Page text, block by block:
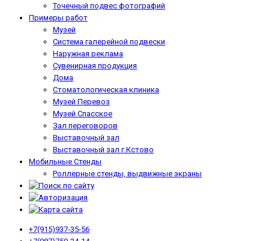
Точечный подвес фотографий
Примеры работ
Музей
Система галерейной подвески
Наружная реклама
Сувенирная продукция
Дома
Стоматологическая клиника
Музей Перевоз
Музей Спасское
Зал переговоров
Выставочный зал
Выставочный зал г.Кстово
Мобильные Стенды
Роллерные стенды, выдвижные экраны
+7(915)937-35-56